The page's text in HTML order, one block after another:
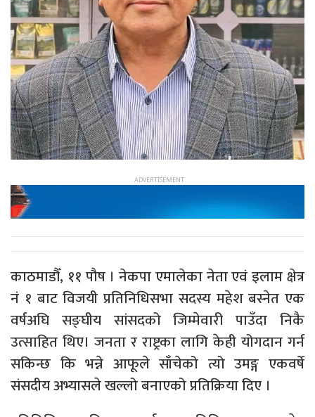
काठमाडौँ, ११ पौष । नेकपा एमालेका नेता एवं इलाम क्षेत्र
नं १ बाट विजयी प्रतिनिधिसभा सदस्य महेश बस्नेत एक
वर्षअघि सङ्घीय सांसदको जिम्मेवारी पाउँदा निकै
उत्साहित थिए। जनता र राष्ट्रका लागि केही योगदान गर्न
सकिन्छ कि भन्ने आफूले साँचेको त्यो उमङ्ग एकवर्षे
संसदीय अभ्यासले खल्लो बनाएको प्रतिक्रिया दिए ।